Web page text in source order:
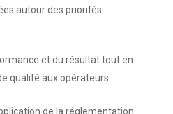
autour des priorités
et du résultat tout en
qualité aux opérateurs
de la réglementation